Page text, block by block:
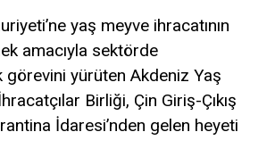
yaş meyve ihracatının
amacıyla sektörde
görevini yürüten Akdeniz Yaş
Birliği, Çin Giriş-Çıkış
İdaresi’nden gelen heyeti